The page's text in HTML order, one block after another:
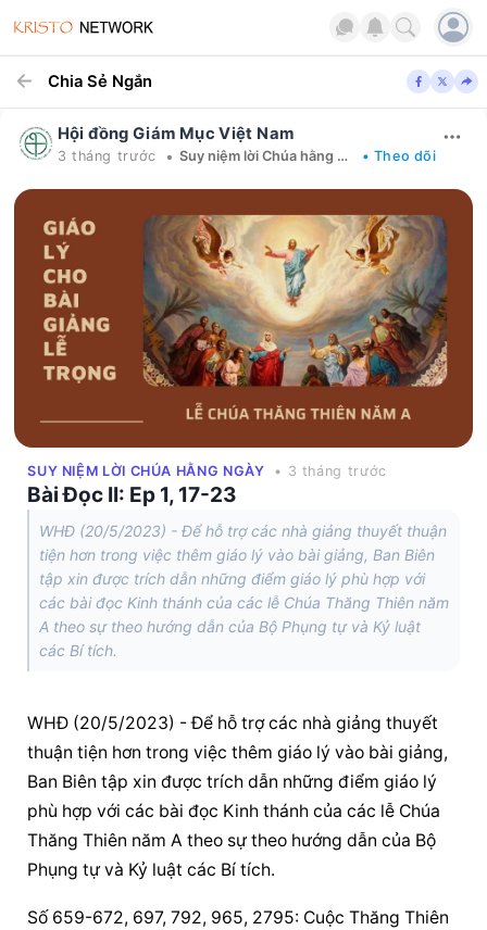
Chia Sẻ Ngắn
Hội đồng Giám Mục Việt Nam
3 tháng trước • Suy niệm lời Chúa hằng ngày • Theo dõi
SUY NIỆM LỜI CHÚA HẰNG NGÀY • 3 tháng trước
Bài Ðọc II: Ep 1, 17-23
WHĐ (20/5/2023) - Để hỗ trợ các nhà giảng thuyết thuận
tiện hơn trong việc thêm giáo lý vào bài giảng, Ban Biên
tập xin được trích dẫn những điểm giáo lý phù hợp với
các bài đọc Kinh thánh của các lễ Chúa Thăng Thiên năm
A theo sự theo hướng dẫn của Bộ Phụng tự và Kỷ luật
các Bí tích.
WHĐ (20/5/2023) - Để hỗ trợ các nhà giảng thuyết
thuận tiện hơn trong việc thêm giáo lý vào bài giảng,
Ban Biên tập xin được trích dẫn những điểm giáo lý
phù hợp với các bài đọc Kinh thánh của các lễ Chúa
Thăng Thiên năm A theo sự theo hướng dẫn của Bộ
Phụng tự và Kỷ luật các Bí tích.
Số 659-672, 697, 792, 965, 2795: Cuộc Thăng Thiên